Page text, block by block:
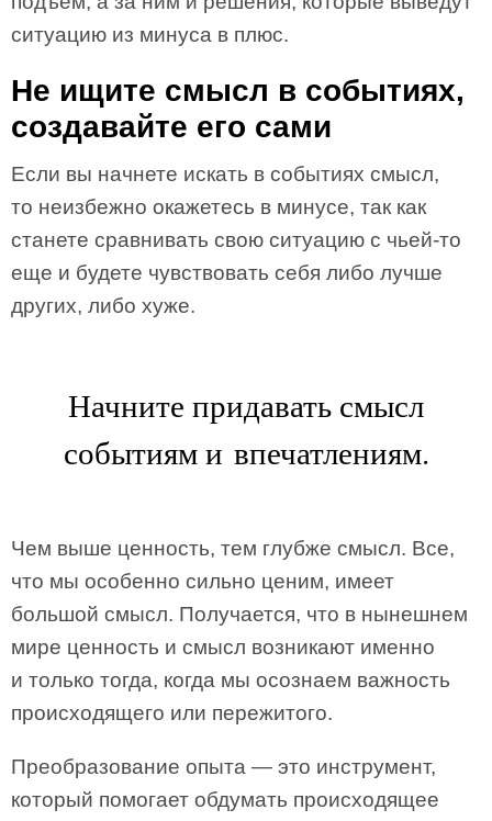
ситуацию из минуса в плюс.
Не ищите смысл в событиях,
создавайте его сами
Если вы начнете искать в событиях смысл,
то неизбежно окажетесь в минусе, так как
станете сравнивать свою ситуацию с чьей-то
еще и будете чувствовать себя либо лучше
других, либо хуже.
Начните придавать смысл
событиям и впечатлениям.
Чем выше ценность, тем глубже смысл. Все,
что мы особенно сильно ценим, имеет
большой смысл. Получается, что в нынешнем
мире ценность и смысл возникают именно
и только тогда, когда мы осознаем важность
происходящего или пережитого.
Преобразование опыта — это инструмент,
который помогает обдумать происходящее